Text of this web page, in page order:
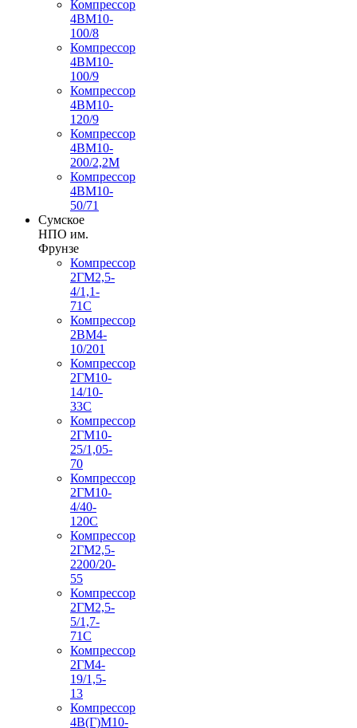
Компрессор
4ВМ10-
100/8
Компрессор
4ВМ10-
100/9
Компрессор
4ВМ10-
120/9
Компрессор
4ВМ10-
200/2,2М
Компрессор
4ВМ10-
50/71
Сумское
НПО им.
Фрунзе
Компрессор
2ГМ2,5-
4/1,1-
71С
Компрессор
2ВМ4-
10/201
Компрессор
2ГМ10-
14/10-
33С
Компрессор
2ГМ10-
25/1,05-
70
Компрессор
2ГМ10-
4/40-
120С
Компрессор
2ГМ2,5-
2200/20-
55
Компрессор
2ГМ2,5-
5/1,7-
71С
Компрессор
2ГМ4-
19/1,5-
13
Компрессор
4В(Г)М10-